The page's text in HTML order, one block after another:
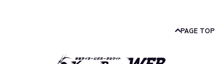
PAGE TOP